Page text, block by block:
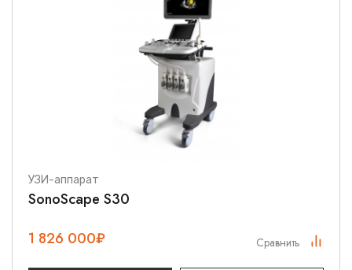
УЗИ-аппарат
SonoScape S30
1 826 000₽ Сравнить